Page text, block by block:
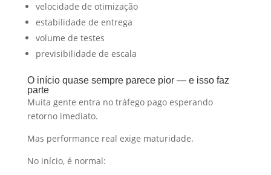
velocidade de otimização
estabilidade de entrega
volume de testes
previsibilidade de escala
O início quase sempre parece pior — e isso faz
parte
Muita gente entra no tráfego pago esperando
retorno imediato.
Mas performance real exige maturidade.
No início, é normal: